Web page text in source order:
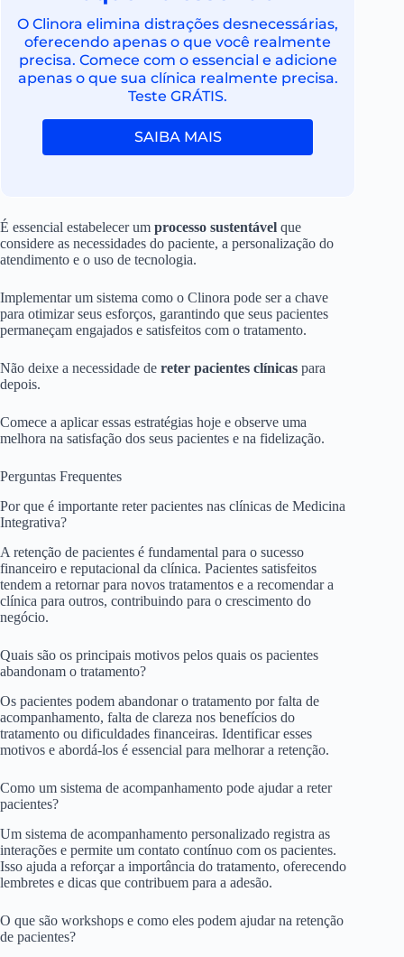
O Clinora elimina distrações desnecessárias,
oferecendo apenas o que você realmente
precisa. Comece com o essencial e adicione
apenas o que sua clínica realmente precisa.
Teste GRÁTIS.
SAIBA MAIS
É essencial estabelecer um processo sustentável que
considere as necessidades do paciente, a personalização do
atendimento e o uso de tecnologia.
Implementar um sistema como o Clinora pode ser a chave
para otimizar seus esforços, garantindo que seus pacientes
permaneçam engajados e satisfeitos com o tratamento.
Não deixe a necessidade de reter pacientes clínicas para
depois.
Comece a aplicar essas estratégias hoje e observe uma
melhora na satisfação dos seus pacientes e na fidelização.
Perguntas Frequentes
Por que é importante reter pacientes nas clínicas de Medicina
Integrativa?
A retenção de pacientes é fundamental para o sucesso
financeiro e reputacional da clínica. Pacientes satisfeitos
tendem a retornar para novos tratamentos e a recomendar a
clínica para outros, contribuindo para o crescimento do
negócio.
Quais são os principais motivos pelos quais os pacientes
abandonam o tratamento?
Os pacientes podem abandonar o tratamento por falta de
acompanhamento, falta de clareza nos benefícios do
tratamento ou dificuldades financeiras. Identificar esses
motivos e abordá-los é essencial para melhorar a retenção.
Como um sistema de acompanhamento pode ajudar a reter
pacientes?
Um sistema de acompanhamento personalizado registra as
interações e permite um contato contínuo com os pacientes.
Isso ajuda a reforçar a importância do tratamento, oferecendo
lembretes e dicas que contribuem para a adesão.
O que são workshops e como eles podem ajudar na retenção
de pacientes?